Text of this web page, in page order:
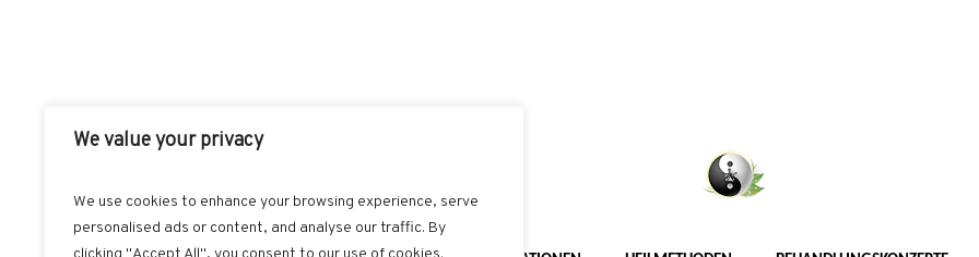
We value your privacy
We use cookies to enhance your browsing experience, serve
personalised ads or content, and analyse our traffic. By